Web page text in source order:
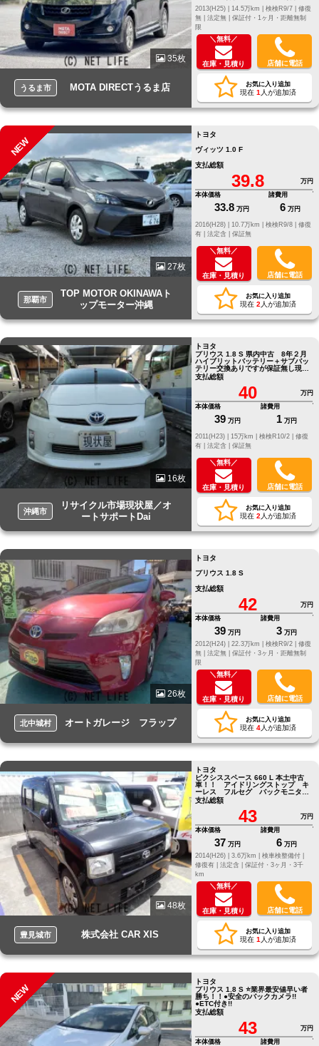
35枚
うるま市 MOTA DIRECTうるま店
2013(H25) |
14.5万km | 検検R9/7 | 修復
無 | 法定無 | 保証付・1ヶ月・距離無制
限
＼無料／
在庫・見積り 店舗に電話
お気に入り追加
現在 1 人が追加済
NEW
27枚
那覇市
TOP MOTOR OKINAWAト
ップモーター沖縄
トヨタ
ヴィッツ 1.0 F
支払総額
39.8
万円
本体価格
33.8 万円
諸費用
6 万円
修復
有 | 法定含 | 保証無
＼無料／
在庫・見積り 店舗に電話
お気に入り追加
現在 2 人が追加済
16枚
沖縄市
リサイクル市場現状屋／オ
ートサポートDai
トヨタ
プリウス 1.8 S 県内中古 8年２月
ハイブリットバッテリー＋サブバッ
テリー交換ありですが保証無し現状
販売となります
支払総額
40
万円
本体価格
39 万円
諸費用
1 万円
修復
有 | 法定含 | 保証無
＼無料／
在庫・見積り 店舗に電話
お気に入り追加
現在 2 人が追加済
26枚
北中城村 オートガレージ フラップ
トヨタ
プリウス 1.8 S
支払総額
42
万円
本体価格
39 万円
諸費用
3 万円
2012(H24) |
22.3万km | 検検R9/2 | 修復
無 | 法定無 | 保証付・3ヶ月・距離無制
限
＼無料／
在庫・見積り 店舗に電話
お気に入り追加
現在 4人が追加済
48枚
豊見城市 株式会社 CAR XIS
トヨタ
ピクシススペース 660 L 本土中古
車！！ アイドリングストップ キ
ーレス フルセグ バックモニタ
ー Bluetooth
支払総額
43
万円
本体価格
37 万円
諸費用
6 万円
2014(H26) |
3.6万km |
検車検整備付 |
修復有 | 法定含 | 保証付・3ヶ月・3千
km
＼無料／
在庫・見積り 店舗に電話
お気に入り追加
現在 1 人が追加済
NEW
トヨタ
プリウス 1.8 S ⭐️業界最安値早い者
勝ち！！●安全のバックカメラ!!
●ETC付き!!
支払総額
43
万円
本体価格
諸費用